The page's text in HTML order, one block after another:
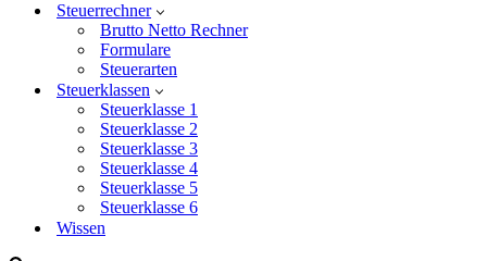
Steuerrechner
Brutto Netto Rechner
Formulare
Steuerarten
Steuerklassen
Steuerklasse 1
Steuerklasse 2
Steuerklasse 3
Steuerklasse 4
Steuerklasse 5
Steuerklasse 6
Wissen